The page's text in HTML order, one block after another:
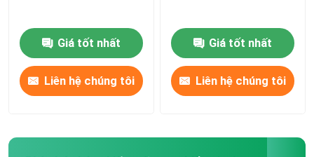
Giá tốt nhất
Liên hệ chúng tôi
Giá tốt nhất
Liên hệ chúng tôi